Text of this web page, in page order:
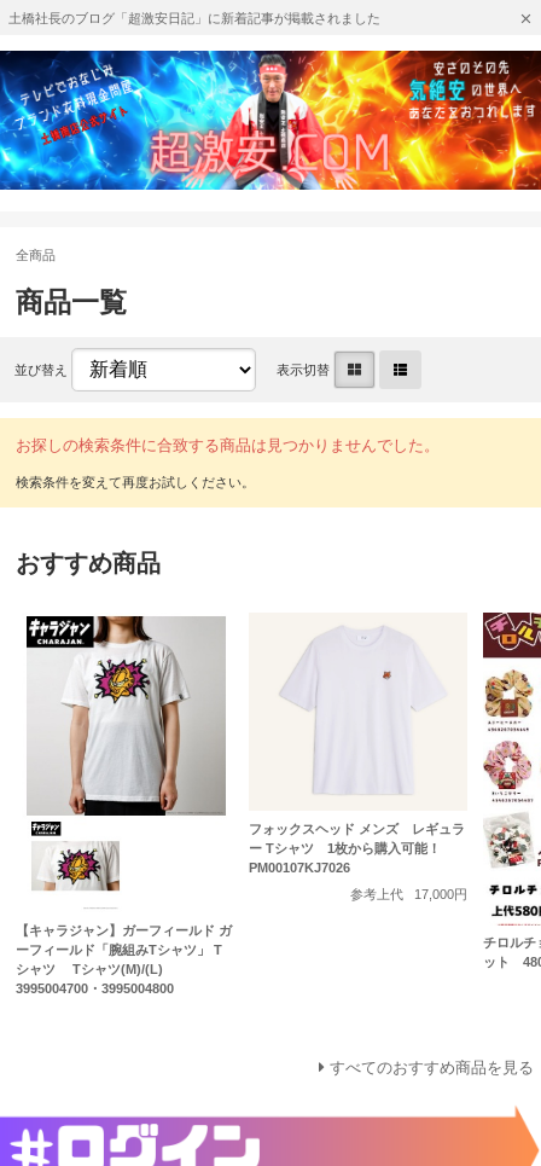
土橋社長のブログ「超激安日記」に新着記事が掲載されました
全商品
商品一覧
並び替え 表示切替
お探しの検索条件に合致する商品は見つかりませんでした。
おすすめ商品
【キャラジャン】ガーフィールド ガ
ーフィールド「腕組みTシャツ」 T
シャツ Tシャツ(M)/(L)
3995004700・3995004800
フォックスヘッド メンズ レギュラ
ー Tシャツ 1枚から購入可能！
PM00107KJ7026
参考上代
17,000円
チロルチ
ット
すべてのおすすめ商品を見る